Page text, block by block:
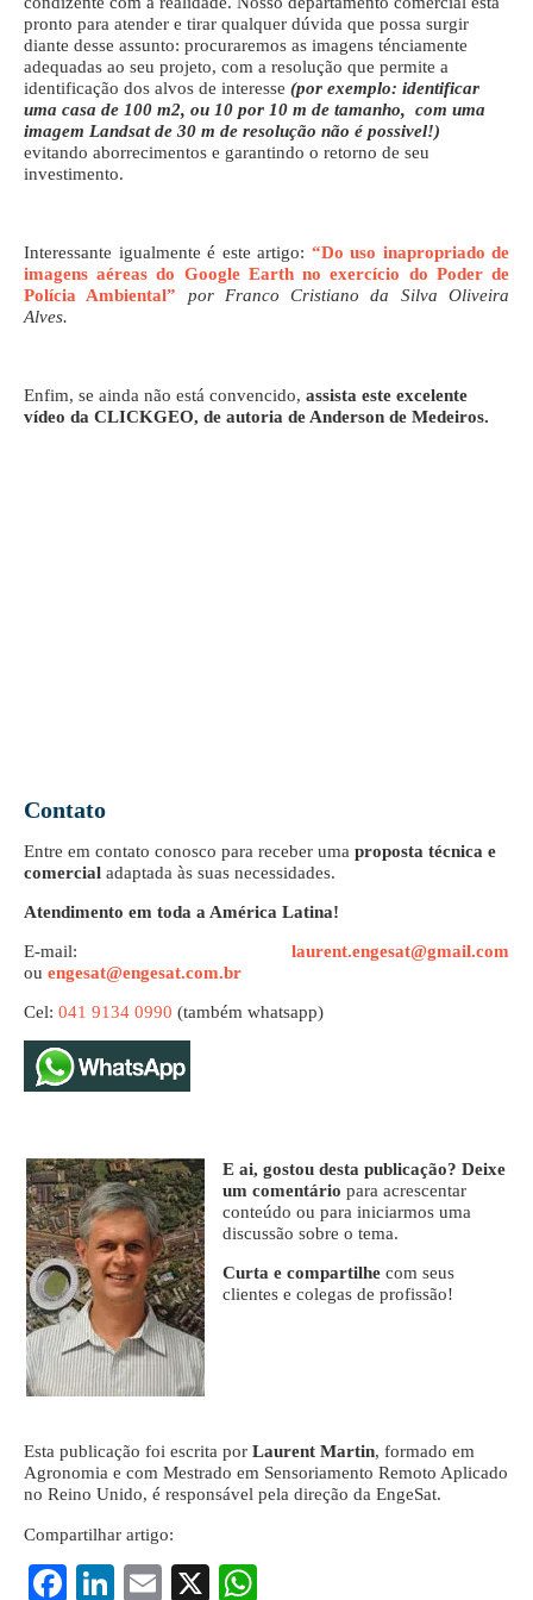
pronto para atender e tirar qualquer dúvida que possa surgir
diante desse assunto: procuraremos as imagens ténciamente
adequadas ao seu projeto, com a resolução que permite a
identificação dos alvos de interesse (por exemplo: identificar
uma casa de 100 m2, ou 10 por 10 m de tamanho, com uma
imagem Landsat de 30 m de resolução não é possivel!)
evitando aborrecimentos e garantindo o retorno de seu
investimento.
Interessante igualmente é este artigo: “Do uso inapropriado de
imagens aéreas do Google Earth no exercício do Poder de
Polícia Ambiental” por Franco Cristiano da Silva Oliveira
Alves.
Enfim, se ainda não está convencido, assista este excelente
vídeo da CLICKGEO, de autoria de Anderson de Medeiros.
Contato
Entre em contato conosco para receber uma proposta técnica e
comercial adaptada às suas necessidades.
Atendimento em toda a América Latina!
E-mail: laurent.engesat@gmail.com
ou engesat@engesat.com.br
Cel: 041 9134 0990 (também whatsapp)
E ai, gostou desta publicação? Deixe
um comentário para acrescentar
conteúdo ou para iniciarmos uma
discussão sobre o tema.
Curta e compartilhe com seus
clientes e colegas de profissão!
Esta publicação foi escrita por Laurent Martin, formado em
Agronomia e com Mestrado em Sensoriamento Remoto Aplicado
no Reino Unido, é responsável pela direção da EngeSat.
Compartilhar artigo:
Fa Li
E
X